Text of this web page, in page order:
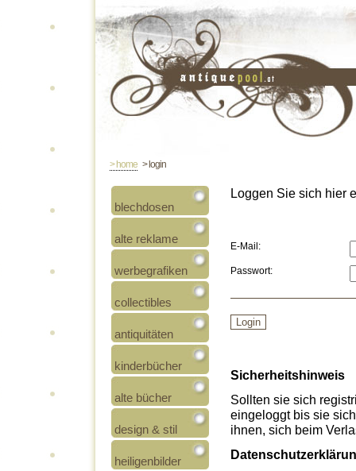
> home > login
blechdosen
alte reklame
werbegrafiken
collectibles
antiquitäten
kinderbücher
alte bücher
design & stil
heiligenbilder
Loggen Sie sich hier
E-Mail:
Passwort:
Sicherheitshinweis
Sollten sie sich
eingeloggt bis sie
ihnen, sich beim